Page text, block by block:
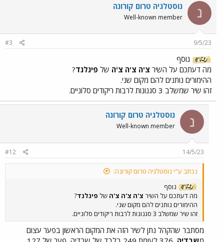
נ נוסטלגיה טרום קורונה
Well-known member
9/5/23
#3
נוסף
מה דעתכם על השיר צ'ה צ'ה צ'ה של פינלנד?
ההימורים נותנים להם מקום שני.
זהו שיר שמשלב 3 סגנונות לרבות ריקודים סלוניים.
נ נוסטלגיה טרום קורונה
Well-known member
14/5/23
#12
נכתב ע"י נוסטלגיה טרום קורונה:
נוסף
מה דעתכם על השיר צ'ה צ'ה צ'ה של פינלנד?
ההימורים נותנים להם מקום שני.
זהו שיר שמשלב 3 סגנונות לרבות ריקודים סלוניים.
מסתבר שהקהל נתן לשיר הזה את המקום הראשון בפער עצום